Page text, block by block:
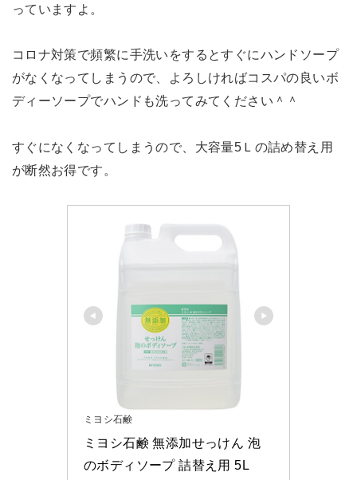
っていますよ。
コロナ対策で頻繁に手洗いをするとすぐにハンドソープ
がなくなってしまうので、よろしければコスパの良いボ
ディーソープでハンドも洗ってみてください＾＾
すぐになくなってしまうので、大容量5Ｌの詰め替え用
が断然お得です。
ミヨシ石鹸
ミヨシ石鹸 無添加せっけん 泡
のボディソープ 詰替え用 5L